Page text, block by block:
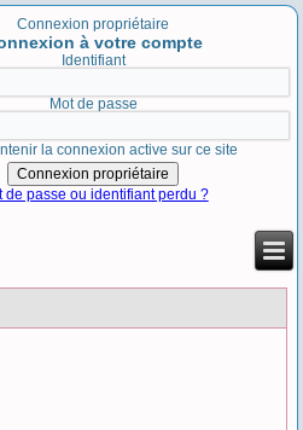
Connexion propriétaire
à votre compte
Identifiant
Mot de passe
la connexion active sur ce site
de passe ou identifiant perdu ?